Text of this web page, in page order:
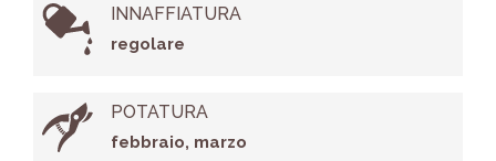
INNAFFIATURA
regolare
POTATURA
febbraio, marzo